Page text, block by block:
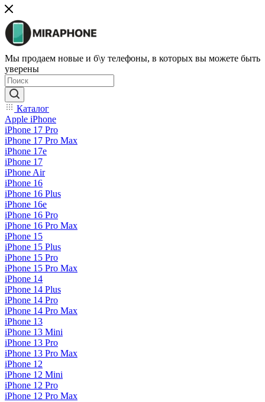
Мы продаем новые и б\у телефоны, в которых вы можете быть
уверены
Каталог
Apple iPhone
iPhone 17 Pro
iPhone 17 Pro Max
iPhone 17e
iPhone 17
iPhone Air
iPhone 16
iPhone 16 Plus
iPhone 16e
iPhone 16 Pro
iPhone 16 Pro Max
iPhone 15
iPhone 15 Plus
iPhone 15 Pro
iPhone 15 Pro Max
iPhone 14
iPhone 14 Plus
iPhone 14 Pro
iPhone 14 Pro Max
iPhone 13
iPhone 13 Mini
iPhone 13 Pro
iPhone 13 Pro Max
iPhone 12
iPhone 12 Mini
iPhone 12 Pro
iPhone 12 Pro Max